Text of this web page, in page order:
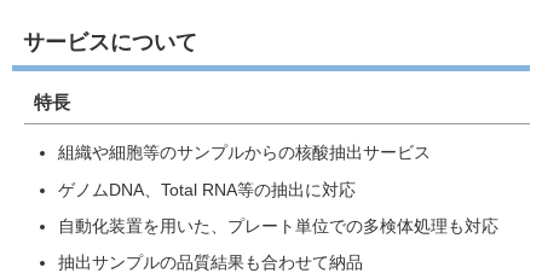
サービスについて
特長
組織や細胞等のサンプルからの核酸抽出サービス
ゲノムDNA、Total RNA等の抽出に対応
自動化装置を用いた、プレート単位での多検体処理も対応
抽出サンプルの品質結果も合わせて納品
実験フローガイド
ワケンG オンラインショップ
和研薬 ホームページ